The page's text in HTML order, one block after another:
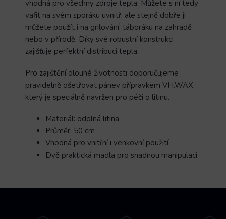
vhodná pro všechny zdroje tepla. Můžete s ní tedy
vařit na svém sporáku uvnitř, ale stejně dobře ji
můžete použít i na grilování, táboráku na zahradě
nebo v přírodě. Díky své robustní konstrukci
zajišťuje perfektní distribuci tepla.
Pro zajištění dlouhé životnosti doporučujeme
pravidelně ošetřovat pánev přípravkem VH.WAX,
který je speciálně navržen pro péči o litinu.
Materiál: odolná litina
Průměr: 50 cm
Vhodná pro vnitřní i venkovní použití
Dvě praktická madla pro snadnou manipulaci